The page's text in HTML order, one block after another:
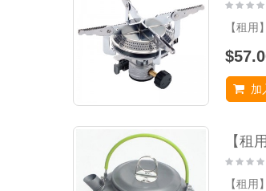
【租
加
【租
【租用